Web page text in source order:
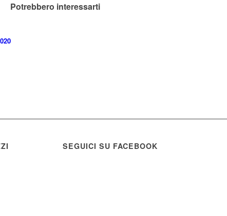
Potrebbero interessarti
SEGUICI SU FACEBOOK